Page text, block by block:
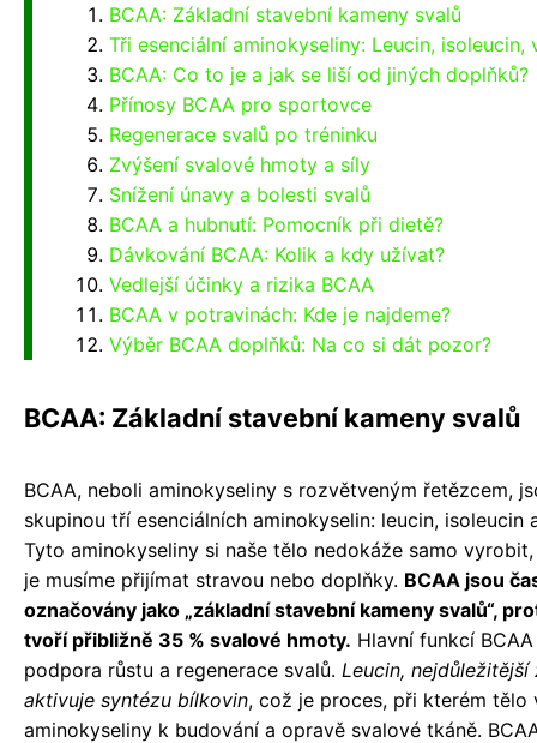
BCAA: Základní stavební kameny svalů
Tři esenciální aminokyseliny: Leucin, isoleucin,
BCAA: Co to je a jak se liší od jiných doplňků?
Přínosy BCAA pro sportovce
Regenerace svalů po tréninku
Zvýšení svalové hmoty a síly
Snížení únavy a bolesti svalů
BCAA a hubnutí: Pomocník při dietě?
Dávkování BCAA: Kolik a kdy užívat?
Vedlejší účinky a rizika BCAA
BCAA v potravinách: Kde je najdeme?
Výběr BCAA doplňků: Na co si dát pozor?
BCAA: Základní stavební kameny svalů
BCAA, neboli aminokyseliny s rozvětveným řetězcem,
skupinou tří esenciálních aminokyselin: leucin, isoleucin
Tyto aminokyseliny si naše tělo nedokáže samo
je musíme přijímat stravou nebo doplňky. BCAA jsou
označovány jako „základní stavební kameny svalů“,
tvoří přibližně 35 % svalové hmoty. Hlavní funkcí
podpora růstu a regenerace svalů. Leucin, nejdůležitější
aktivuje syntézu bílkovin, což je proces, při kterém tělo
aminokyseliny k budování a opravě svalové tkáně.